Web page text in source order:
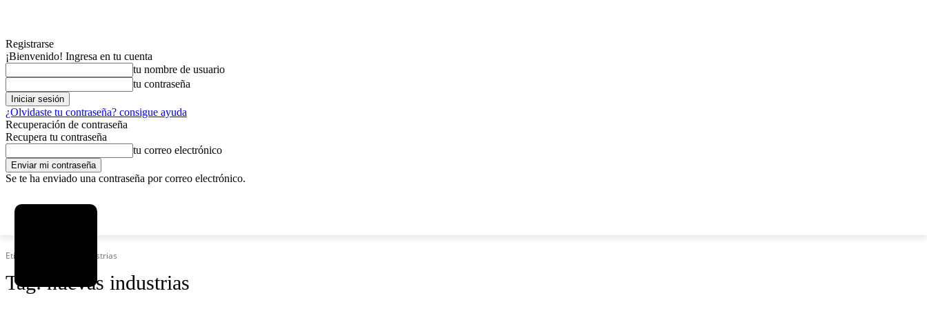
Registrarse
¡Bienvenido! Ingresa en tu cuenta
tu nombre de usuario
tu contraseña
¿Olvidaste tu contraseña? consigue ayuda
Recuperación de contraseña
Recupera tu contraseña
tu correo electrónico
Se te ha enviado una contraseña por correo electrónico.
Etiquetas Nuevas industrias
Tag:nuevas industrias